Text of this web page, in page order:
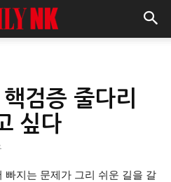
검증 줄다리
싶다
빠지는 문제가 그리 쉬운 길을 갈